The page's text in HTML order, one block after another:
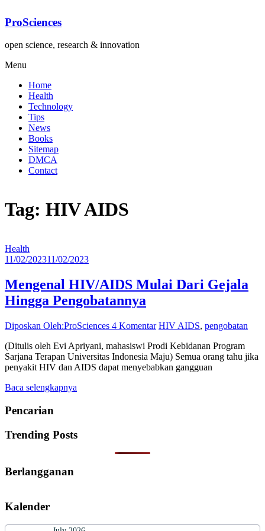
ke
konten
ProSciences
open science, research & innovation
Menu
Home
Health
Technology
Tips
News
Books
Sitemap
DMCA
Contact
Tag: HIV AIDS
Health
11/02/202311/02/2023
Mengenal HIV/AIDS Mulai Dari Gejala
Hingga Pengobatannya
Diposkan Oleh:ProSciences 4 Komentar HIV AIDS, pengobatan
(Ditulis oleh Evi Apriyani, mahasiswi Prodi Kebidanan Program
Sarjana Terapan Universitas Indonesia Maju) Semua orang tahu jika
penyakit HIV dan AIDS dapat menyebabkan gangguan
Baca selengkapnya
Pencarian
Trending Posts
Berlangganan
Kalender